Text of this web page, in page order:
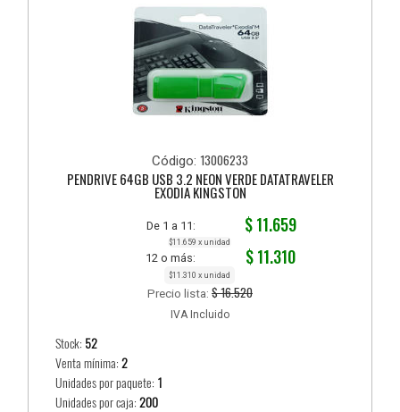
Código: 13006233
PENDRIVE 64GB USB 3.2 NEON VERDE DATATRAVELER
EXODIA KINGSTON
De 1 a 11: $ 11.659
$11.659 x unidad
12 o más: $ 11.310
$11.310 x unidad
Precio lista: $ 16.520
IVA Incluido
Stock: 52
Venta mínima:2
Unidades por paquete: 1
Unidades por caja:200